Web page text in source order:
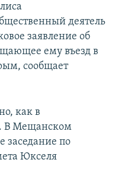
деятель
заявление об
ему въезд в
сообщает
как в
В Мещанском
заседание по
Юкселя